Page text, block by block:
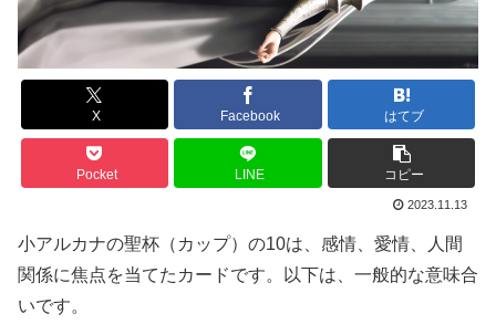
X Facebook はてブ
Pocket LINE コピー
2023.11.13
小アルカナの聖杯（カップ）の10は、感情、愛情、人間
関係に焦点を当てたカードです。以下は、一般的な意味合
いです。